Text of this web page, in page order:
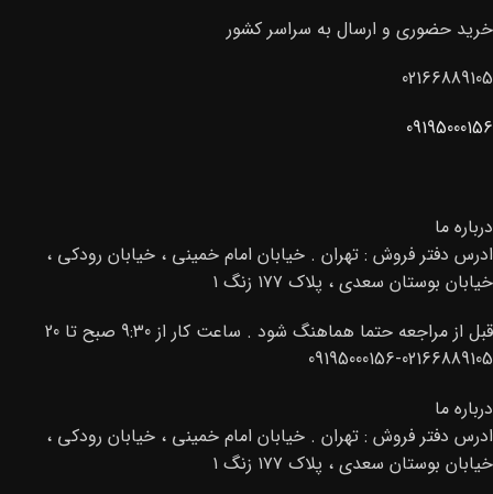
خرید حضوری و ارسال به سراسر کشور
02166889105
09195000156
درباره ما
ادرس دفتر فروش : تهران . خیابان امام خمینی ، خیابان رودکی ،
خیابان بوستان سعدی ، پلاک ۱۷۷ زنگ ۱
قبل از مراجعه حتما هماهنگ شود . ساعت کار از 9:30 صبح تا 20
02166889105-09195000156
درباره ما
ادرس دفتر فروش : تهران . خیابان امام خمینی ، خیابان رودکی ،
خیابان بوستان سعدی ، پلاک ۱۷۷ زنگ ۱